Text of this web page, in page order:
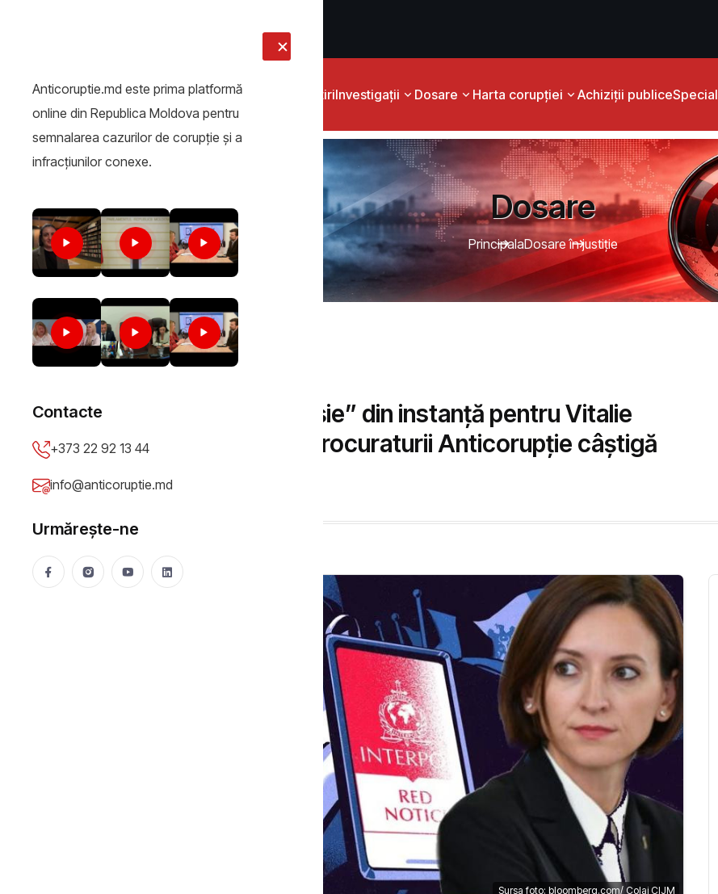
ȘtiriInvestigații Dosare Harta corupției Achiziții publiceSpecial
Anticoruptie.md este prima platformă
online din Republica Moldova pentru
semnalarea cazurilor de corupţie şi a
infracţiunilor conexe.
Contacte
+373 22 92 13 44
info@anticoruptie.md
Urmărește-ne
Dosare
PrincipalaDosare în justiție
DOC// „Notificare roșie” din instanță pentru Vitalie
Pîrlog. Fosta șefă a Procuraturii Anticorupție câștigă
procesul
Sursa foto: bloomberg.com/ Colaj CIJM